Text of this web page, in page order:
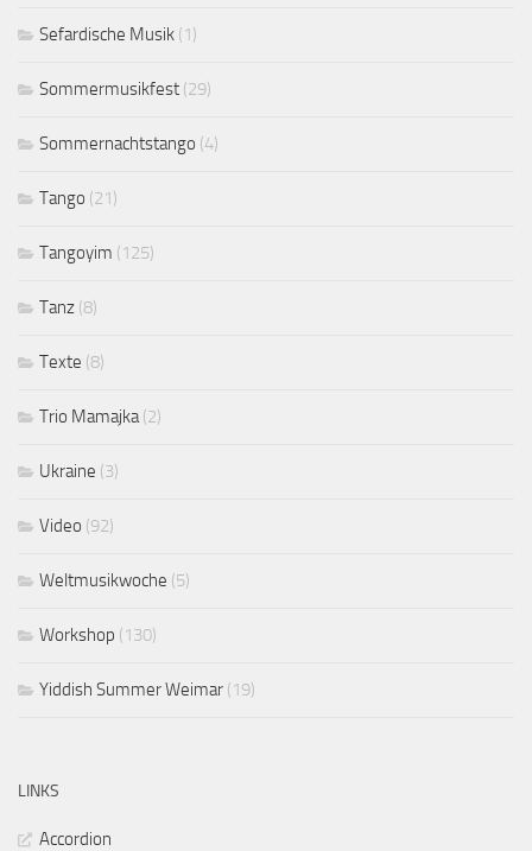
Sefardische Musik (1)
Sommermusikfest (29)
Sommernachtstango (4)
Tango (21)
Tangoyim (125)
Tanz (8)
Texte (8)
Trio Mamajka (2)
Ukraine (3)
Video (92)
Weltmusikwoche (5)
Workshop (130)
Yiddish Summer Weimar (19)
LINKS
Accordion